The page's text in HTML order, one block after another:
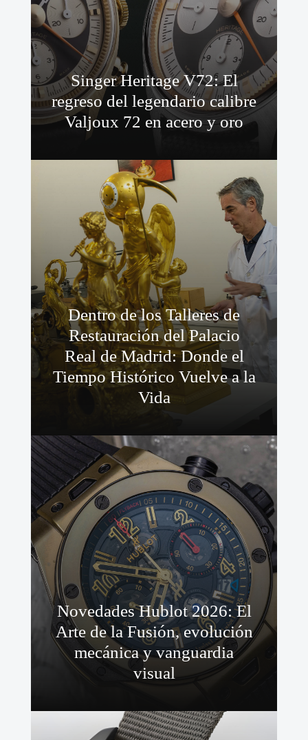
Singer Heritage V72: El
regreso del legendario calibre
Valjoux 72 en acero y oro
Dentro de los Talleres de
Restauración del Palacio
Real de Madrid: Donde el
Tiempo Histórico Vuelve a la
Vida
Novedades Hublot 2026: El
Arte de la Fusión, evolución
mecánica y vanguardia
visual